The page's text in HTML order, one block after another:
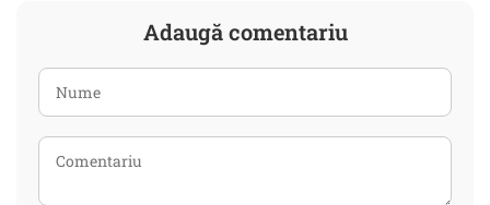
Adaugă comentariu